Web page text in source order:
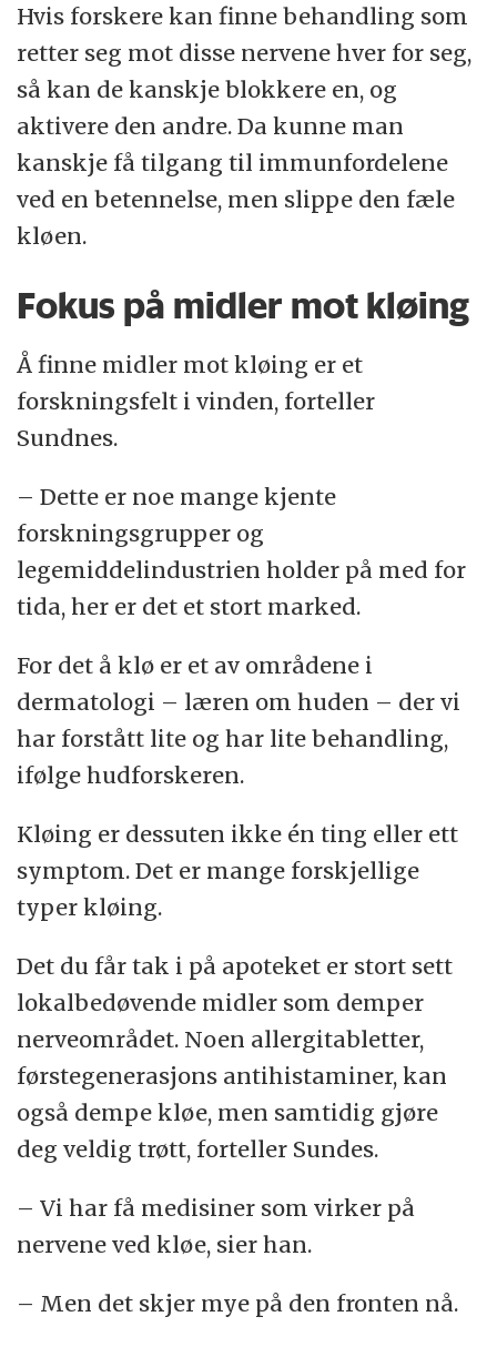
Hvis forskere kan finne behandling som
retter seg mot disse nervene hver for seg,
så kan de kanskje blokkere en, og
aktivere den andre. Da kunne man
kanskje få tilgang til immunfordelene
ved en betennelse, men slippe den fæle
kløen.
Fokus på midler mot kløing
Å finne midler mot kløing er et
forskningsfelt i vinden, forteller
Sundnes.
– Dette er noe mange kjente
forskningsgrupper og
legemiddelindustrien holder på med for
tida, her er det et stort marked.
For det å klø er et av områdene i
dermatologi – læren om huden – der vi
har forstått lite og har lite behandling,
ifølge hudforskeren.
Kløing er dessuten ikke én ting eller ett
symptom. Det er mange forskjellige
typer kløing.
Det du får tak i på apoteket er stort sett
lokalbedøvende midler som demper
nerveområdet. Noen allergitabletter,
førstegenerasjons antihistaminer, kan
også dempe kløe, men samtidig gjøre
deg veldig trøtt, forteller Sundes.
– Vi har få medisiner som virker på
nervene ved kløe, sier han.
– Men det skjer mye på den fronten nå.